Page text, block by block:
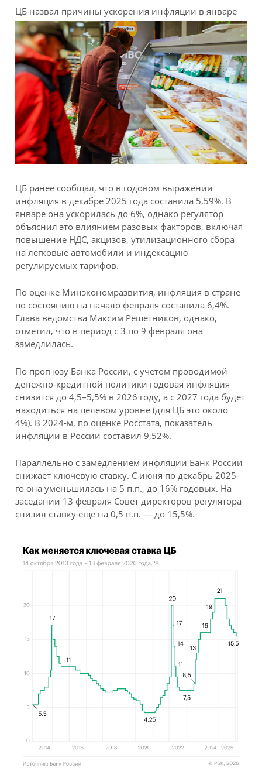
ЦБ назвал причины ускорения инфляции в январе
ЦБ ранее сообщал, что в годовом выражении
инфляция в декабре 2025 года составила 5,59%. В
январе она ускорилась до 6%, однако регулятор
объяснил это влиянием разовых факторов, включая
повышение НДС, акцизов, утилизационного сбора
на легковые автомобили и индексацию
регулируемых тарифов.
По оценке Минэкономразвития, инфляция в стране
по состоянию на начало февраля составила 6,4%.
Глава ведомства Максим Решетников, однако,
отметил, что в период с 3 по 9 февраля она
замедлилась.
По прогнозу Банка России, с учетом проводимой
денежно-кредитной политики годовая инфляция
снизится до 4,5–5,5% в 2026 году, а с 2027 года будет
находиться на целевом уровне (для ЦБ это около
4%). В 2024-м, по оценке Росстата, показатель
инфляции в России составил 9,52%.
Параллельно с замедлением инфляции Банк России
снижает ключевую ставку. С июня по декабрь 2025-
го она уменьшилась на 5 п.п., до 16% годовых. На
заседании 13 февраля Совет директоров регулятора
снизил ставку еще на 0,5 п.п. — до 15,5%.